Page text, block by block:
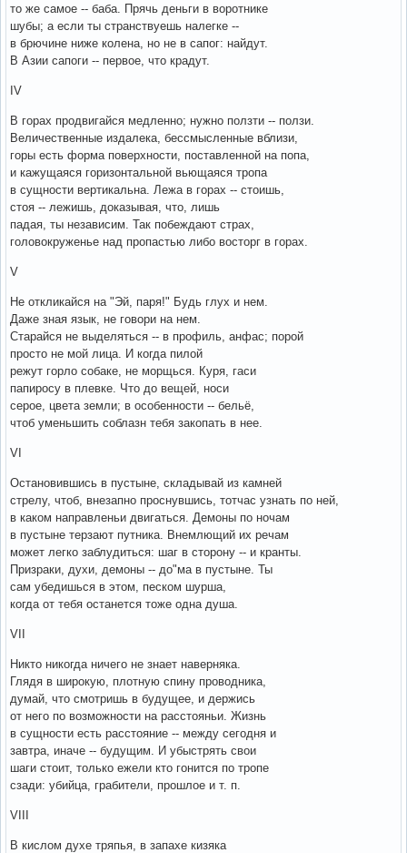
то же самое -- баба. Прячь деньги в воротнике
шубы; а если ты странствуешь налегке --
в брючине ниже колена, но не в сапог: найдут.
В Азии сапоги -- первое, что крадут.
IV
В горах продвигайся медленно; нужно ползти -- ползи.
Величественные издалека, бессмысленные вблизи,
горы есть форма поверхности, поставленной на попа,
и кажущаяся горизонтальной вьющаяся тропа
в сущности вертикальна. Лежа в горах -- стоишь,
стоя -- лежишь, доказывая, что, лишь
падая, ты независим. Так побеждают страх,
головокруженье над пропастью либо восторг в горах.
V
Не откликайся на "Эй, паря!" Будь глух и нем.
Даже зная язык, не говори на нем.
Старайся не выделяться -- в профиль, анфас; порой
просто не мой лица. И когда пилой
режут горло собаке, не морщься. Куря, гаси
папиросу в плевке. Что до вещей, носи
серое, цвета земли; в особенности -- бельё,
чтоб уменьшить соблазн тебя закопать в нее.
VI
Остановившись в пустыне, складывай из камней
стрелу, чтоб, внезапно проснувшись, тотчас узнать по ней,
в каком направленьи двигаться. Демоны по ночам
в пустыне терзают путника. Внемлющий их речам
может легко заблудиться: шаг в сторону -- и кранты.
Призраки, духи, демоны -- до"ма в пустыне. Ты
сам убедишься в этом, песком шурша,
когда от тебя останется тоже одна душа.
VII
Никто никогда ничего не знает наверняка.
Глядя в широкую, плотную спину проводника,
думай, что смотришь в будущее, и держись
от него по возможности на расстояньи. Жизнь
в сущности есть расстояние -- между сегодня и
завтра, иначе -- будущим. И убыстрять свои
шаги стоит, только ежели кто гонится по тропе
сзади: убийца, грабители, прошлое и т. п.
VIII
В кислом духе тряпья, в запахе кизяка